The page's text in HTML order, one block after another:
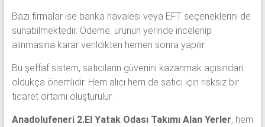
Bazı firmalar ise banka havalesi veya EFT seçeneklerini de
sunabilmektedir. Ödeme, ürünün yerinde incelenip
alınmasına karar verildikten hemen sonra yapılır.
Bu şeffaf sistem, satıcıların güvenini kazanmak açısından
oldukça önemlidir. Hem alıcı hem de satıcı için risksiz bir
ticaret ortamı oluşturulur.
Anadolufeneri 2.El Yatak Odası Takımı Alan Yerler, hem